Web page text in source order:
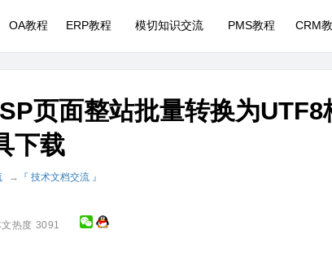
OA教程 ERP教程 模切知识交流 PMS教程 CRM
页面整站批量转换为UTF8
下载
→ 『 技术文档交流 』
文热度 3091